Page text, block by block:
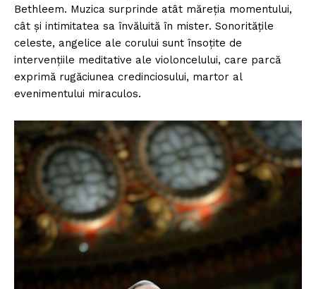
Bethleem. Muzica surprinde atât măreția momentului,
cât și intimitatea sa învăluită în mister. Sonoritățile
celeste, angelice ale corului sunt însoțite de
intervențiile meditative ale violoncelului, care parcă
exprimă rugăciunea credinciosului, martor al
evenimentului miraculos.